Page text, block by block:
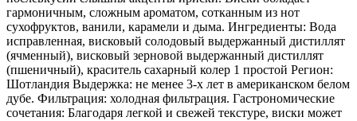
гармоничным, сложным ароматом, сотканным из нот
сухофруктов, ванили, карамели и дыма. Ингредиенты: Вода
исправленная, висковый солодовый выдержанный дистиллят
(ячменный), висковый зерновой выдержанный дистиллят
(пшеничный), краситель сахарный колер 1 простой Регион:
Шотландия Выдержка: не менее 3-х лет в американском белом
дубе. Фильтрация: холодная фильтрация. Гастрономические
сочетания: Благодаря легкой и свежей текстуре, виски может